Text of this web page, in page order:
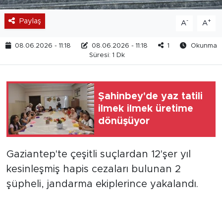
Paylaş A- A+
08.06.2026 - 11:18 08.06.2026 - 11:18 1
Okunma
Süresi: 1 Dk
Şahinbey'de yaz tatili
ilmek ilmek üretime
dönüşüyor
Gaziantep'te çeşitli suçlardan 12'şer yıl
kesinleşmiş hapis cezaları bulunan 2
şüpheli, jandarma ekiplerince yakalandı.